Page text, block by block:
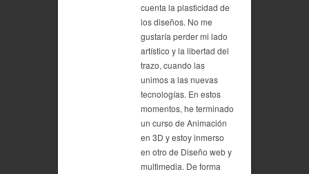
cuenta la plasticidad de
los diseños. No me
gustaría perder mi lado
artístico y la libertad del
trazo, cuando las
unimos a las nuevas
tecnologías. En estos
momentos, he terminado
un curso de Animación
en 3D y estoy inmerso
en otro de Diseño web y
multimedia. De forma